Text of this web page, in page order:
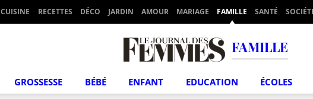
CUISINE RECETTES DÉCO JARDIN AMOUR MARIAGE FAMILLE SANTÉ
FAMILLE
GROSSESSE BÉBÉ ENFANT EDUCATION ÉCOLES